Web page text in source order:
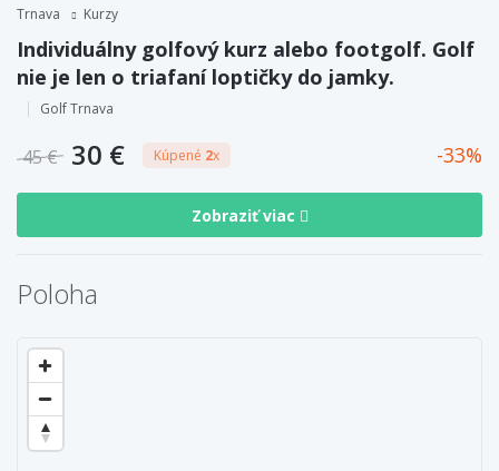
Trnava Kurzy
Individuálny golfový kurz alebo footgolf. Golf
nie je len o triafaní loptičky do jamky.
Golf Trnava
45 € 30 € Kúpené 2x 33
Zobraziť viac
Poloha